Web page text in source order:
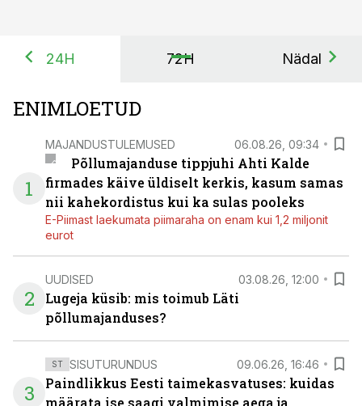
24H 72H Nädal
ENIMLOETUD
1
MAJANDUSTULEMUSED 06.08.26, 09:34
Põllumajanduse tippjuhi Ahti Kalde
firmades käive üldiselt kerkis, kasum samas
nii kahekordistus kui ka sulas pooleks
E-Piimast laekumata piimaraha on enam kui 1,2 miljonit
eurot
2
UUDISED 03.08.26, 12:00
Lugeja küsib: mis toimub Läti
põllumajanduses?
3
ST SISUTURUNDUS 09.06.26, 16:46
Paindlikkus Eesti taimekasvatuses: kuidas
määrata ise saagi valmimise aega ja